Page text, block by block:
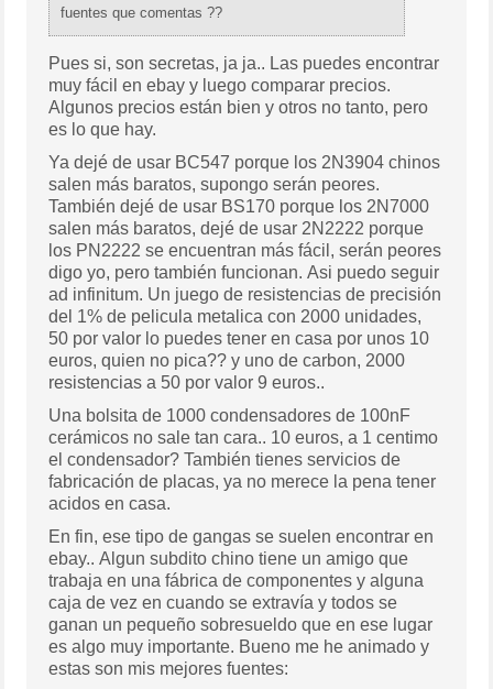
fuentes que comentas ??
Pues si, son secretas, ja ja.. Las puedes encontrar
muy fácil en ebay y luego comparar precios.
Algunos precios están bien y otros no tanto, pero
es lo que hay.
Ya dejé de usar BC547 porque los 2N3904 chinos
salen más baratos, supongo serán peores.
También dejé de usar BS170 porque los 2N7000
salen más baratos, dejé de usar 2N2222 porque
los PN2222 se encuentran más fácil, serán peores
digo yo, pero también funcionan. Asi puedo seguir
ad infinitum. Un juego de resistencias de precisión
del 1% de pelicula metalica con 2000 unidades,
50 por valor lo puedes tener en casa por unos 10
euros, quien no pica?? y uno de carbon, 2000
resistencias a 50 por valor 9 euros..
Una bolsita de 1000 condensadores de 100nF
cerámicos no sale tan cara.. 10 euros, a 1 centimo
el condensador? También tienes servicios de
fabricación de placas, ya no merece la pena tener
acidos en casa.
En fin, ese tipo de gangas se suelen encontrar en
ebay.. Algun subdito chino tiene un amigo que
trabaja en una fábrica de componentes y alguna
caja de vez en cuando se extravía y todos se
ganan un pequeño sobresueldo que en ese lugar
es algo muy importante. Bueno me he animado y
estas son mis mejores fuentes: